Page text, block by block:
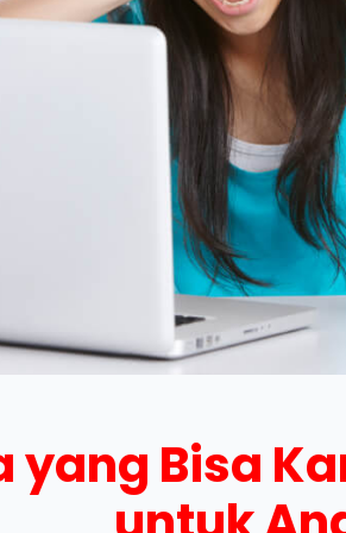
yang Bisa